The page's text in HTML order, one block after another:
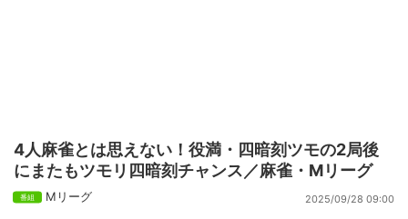
4人麻雀とは思えない！役満・四暗刻ツモの2局後
にまたもツモリ四暗刻チャンス／麻雀・Mリーグ
Mリーグ 2025/09/28 09:00